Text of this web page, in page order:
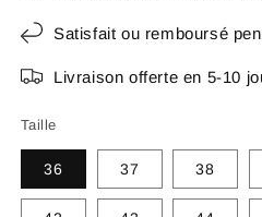
Satisfait ou remboursé
Livraison offerte en 5-10
Taille
36 37 38